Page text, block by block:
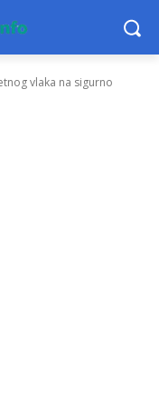
vlaka na sigurno